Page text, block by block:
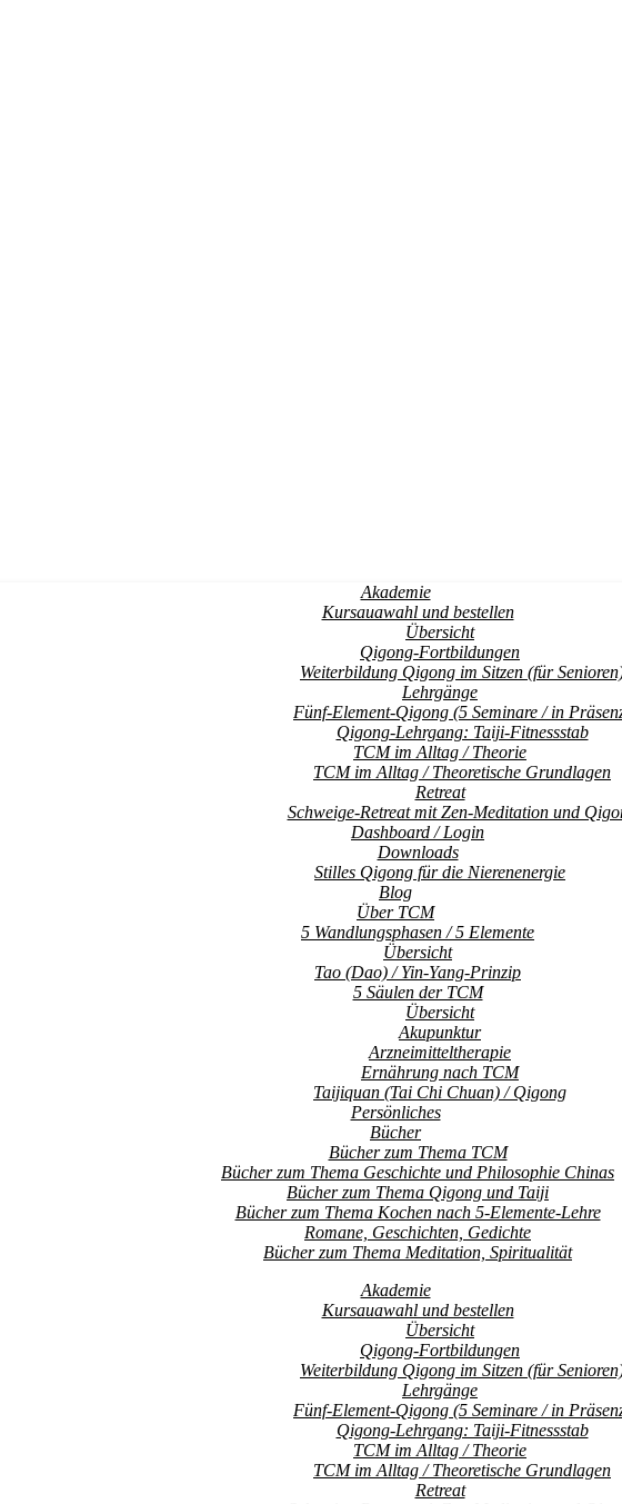
Akademie
Kursauawahl und bestellen
Übersicht
Qigong-Fortbildungen
Weiterbildung Qigong im Sitzen (für
Lehrgänge
Fünf-Element-Qigong (5 Seminare / in
Qigong-Lehrgang: Taiji-Fitnessstab
TCM im Alltag / Theorie
TCM im Alltag / Theoretische Grundlagen
Retreat
Schweige-Retreat mit Zen-Meditation und
Dashboard / Login
Downloads
Stilles Qigong für die Nierenenergie
Blog
Über TCM
5 Wandlungsphasen / 5 Elemente
Übersicht
Tao (Dao) / Yin-Yang-Prinzip
5 Säulen der TCM
Übersicht
Akupunktur
Arzneimitteltherapie
Ernährung nach TCM
Taijiquan (Tai Chi Chuan) / Qigong
Persönliches
Bücher
Bücher zum Thema TCM
Bücher zum Thema Geschichte und Philosophie Chinas
Bücher zum Thema Qigong und Taiji
Bücher zum Thema Kochen nach 5-Elemente-Lehre
Romane, Geschichten, Gedichte
Bücher zum Thema Meditation, Spiritualität
Akademie
Kursauawahl und bestellen
Übersicht
Qigong-Fortbildungen
Weiterbildung Qigong im Sitzen (für
Lehrgänge
Fünf-Element-Qigong (5 Seminare / in
Qigong-Lehrgang: Taiji-Fitnessstab
TCM im Alltag / Theorie
TCM im Alltag / Theoretische Grundlagen
Retreat